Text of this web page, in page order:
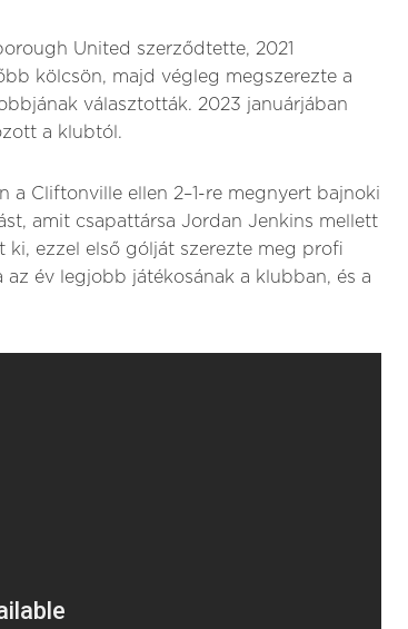
United szerződtette, 2021
kölcsön, majd végleg megszerezte a
választották. 2023 januárjában
a klubtól.
a Cliftonville ellen 2–1-re megnyert bajnoki
amit csapattársa Jordan Jenkins mellett
ki, ezzel első gólját szerezte meg profi
év legjobb játékosának a klubban, és a